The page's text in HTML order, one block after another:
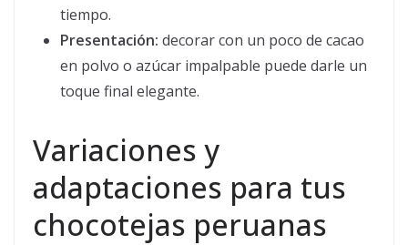
tiempo.
Presentación: decorar con un poco de cacao
en polvo o azúcar impalpable puede darle un
toque final elegante.
Variaciones y
adaptaciones para tus
chocotejas peruanas